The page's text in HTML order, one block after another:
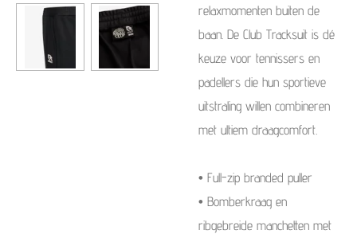
relaxmomenten buiten de
baan. De Club Tracksuit is dé
keuze voor tennissers en
padellers die hun sportieve
uitstraling willen combineren
met ultiem draagcomfort.
• Full-zip branded puller
• Bomberkraag en
ribgebreide manchetten met